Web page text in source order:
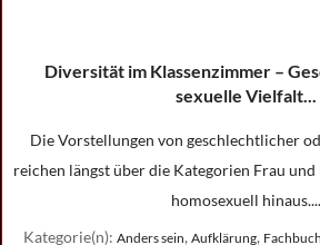
Diversität im Klassenzimmer –
sexuelle Vielfalt...
Die Vorstellungen von geschlechtlicher
reichen längst über die Kategorien Frau
homosexuell hinaus....
Kategorie(n): Anders sein, Aufklärung, Fachbuch